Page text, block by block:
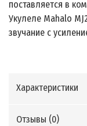
поставляется в
Укулеле Mahalo
звучание с
Характеристики
Отзывы (0)